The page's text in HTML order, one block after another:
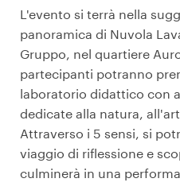
L'evento si terrà nella
panoramica di Nuvola
Gruppo, nel quartiere
partecipanti potranno
laboratorio didattico con
dedicate alla natura,
Attraverso i 5 sensi, si
viaggio di riflessione e
culminerà in una